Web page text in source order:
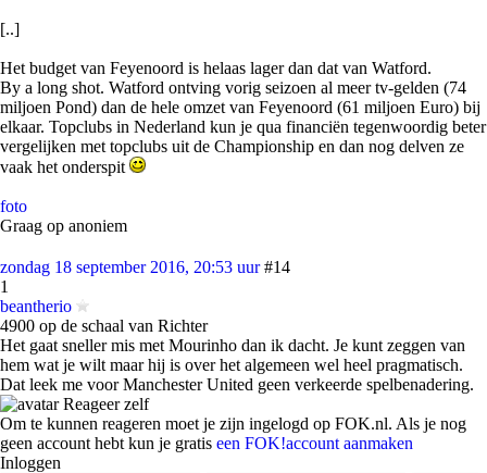
[..]
Het budget van Feyenoord is helaas lager dan dat van Watford.
By a long shot. Watford ontving vorig seizoen al meer tv-gelden (74
miljoen Pond) dan de hele omzet van Feyenoord (61 miljoen Euro) bij
elkaar. Topclubs in Nederland kun je qua financiën tegenwoordig beter
vergelijken met topclubs uit de Championship en dan nog delven ze
vaak het onderspit
foto
Graag op anoniem
zondag 18 september 2016, 20:53 uur #14
1
beantherio
4900 op de schaal van Richter
Het gaat sneller mis met Mourinho dan ik dacht. Je kunt zeggen van
hem wat je wilt maar hij is over het algemeen wel heel pragmatisch.
Dat leek me voor Manchester United geen verkeerde spelbenadering.
Reageer zelf
Om te kunnen reageren moet je zijn ingelogd op FOK.nl. Als je nog
geen account hebt kun je gratis een FOK!account aanmaken
Inloggen